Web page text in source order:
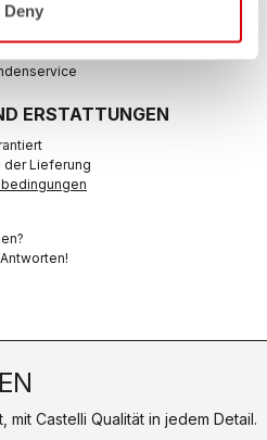
Deny
ERSTATTUNGEN
der Lieferung
Castelli Qualität in jedem Detail.